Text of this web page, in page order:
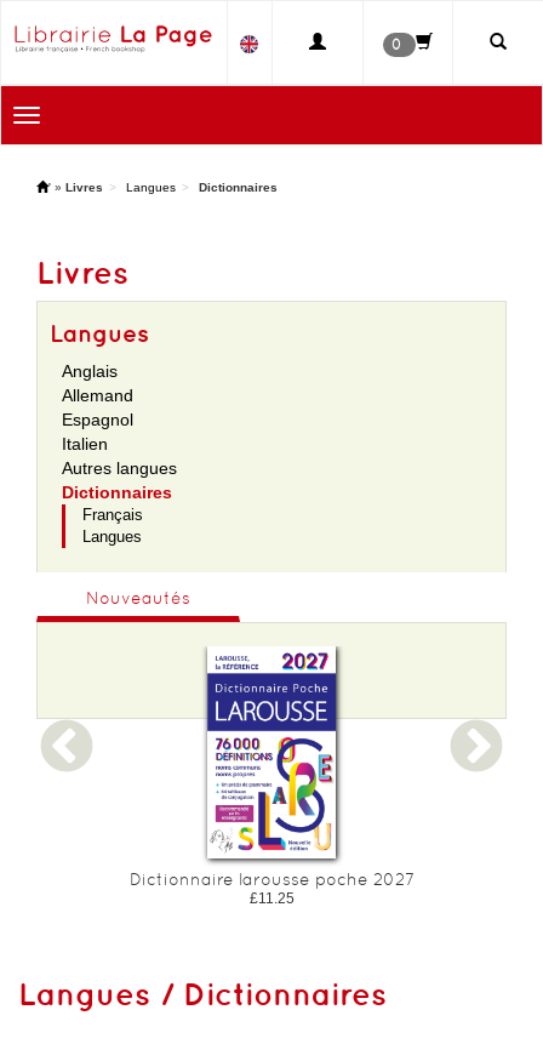
0
Toggle
navigation
' » Livres Langues Dictionnaires
Livres
Langues
Anglais
Allemand
Espagnol
Italien
Autres langues
Dictionnaires
Français
Langues
Nouveautés
Dictionnaire larousse poche 2027
£11.25
Langues / Dictionnaires